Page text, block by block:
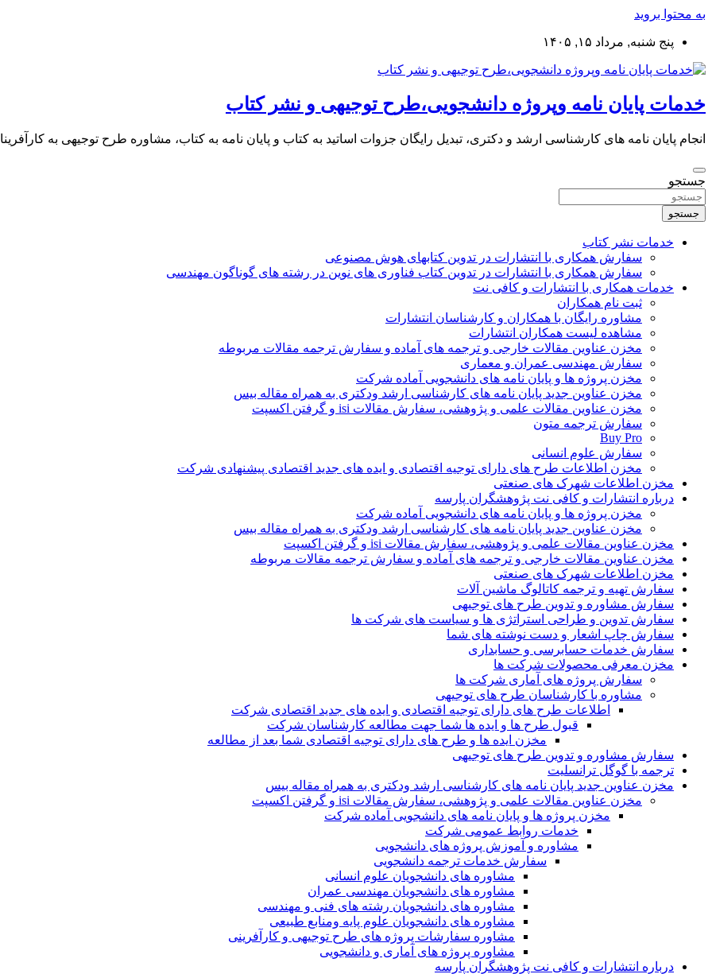
به محتوا بروید
پنج شنبه, مرداد ۱۵, ۱۴۰۵
خدمات پایان نامه وپروژه دانشجویی،طرح توجیهی و نشر کتاب
انجام پایان نامه های کارشناسی ارشد و دکتری، تبدیل رایگان جزوات اساتید به کتاب و پایان نامه به کتاب، مشاوره طرح توجیهی به
جستجو
جستجو
خدمات نشر کتاب
سفارش همکاری با انتشارات در تدوین کتابهای هوش مصنوعی
سفارش همکاری با انتشارات در تدوین کتاب فناوری های نوین در رشته های گوناگون مهندسی
خدمات همکاری با انتشارات و کافی نت
ثبت نام همکاران
مشاوره رایگان با همکاران و کارشناسان انتشارات
مشاهده لیست همکاران انتشارات
مخزن عناوین مقالات خارجی و ترجمه های آماده و سفارش ترجمه مقالات مربوطه
سفارش مهندسی عمران و معماری
مخزن پروژه ها و پایان نامه های دانشجویی آماده شرکت
مخزن عناوین جدید پایان نامه های کارشناسی ارشد ودکتری به همراه مقاله بیس
مخزن عناوین مقالات علمی و پژوهشی، سفارش مقالات isi و گرفتن اکسپت
سفارش ترجمه متون
Buy Pro
سفارش علوم انسانی
مخزن اطلاعات طرح های دارای توجیه اقتصادی و ایده های جدید اقتصادی پیشنهادی شرکت
مخزن اطلاعات شهرک های صنعتی
درباره انتشارات و کافی نت پژوهشگران پارسه
مخزن پروژه ها و پایان نامه های دانشجویی آماده شرکت
مخزن عناوین جدید پایان نامه های کارشناسی ارشد ودکتری به همراه مقاله بیس
مخزن عناوین مقالات علمی و پژوهشی، سفارش مقالات isi و گرفتن اکسپت
مخزن عناوین مقالات خارجی و ترجمه های آماده و سفارش ترجمه مقالات مربوطه
مخزن اطلاعات شهرک های صنعتی
سفارش تهیه و ترجمه کاتالوگ ماشین آلات
سفارش مشاوره و تدوین طرح های توجیهی
سفارش تدوین و طراحی استراتژی ها و سیاست های شرکت ها
سفارش چاپ اشعار و دست نوشته های شما
سفارش خدمات حسابرسی و حسابداری
مخزن معرفی محصولات شرکت ها
سفارش پروژه های آماری شرکت ها
مشاوره با کارشناسان طرح های توجیهی
اطلاعات طرح های دارای توجیه اقتصادی و ایده های جدید اقتصادی شرکت
قبول طرح ها و ایده ها شما جهت مطالعه کارشناسان شرکت
مخزن ایده ها و طرح های دارای توجیه اقتصادی شما بعد از مطالعه
سفارش مشاوره و تدوین طرح های توجیهی
ترجمه با گوگل ترانسلیت
مخزن عناوین جدید پایان نامه های کارشناسی ارشد ودکتری به همراه مقاله بیس
مخزن عناوین مقالات علمی و پژوهشی، سفارش مقالات isi و گرفتن اکسپت
مخزن پروژه ها و پایان نامه های دانشجویی آماده شرکت
خدمات روابط عمومی شرکت
مشاوره و آموزش پروژه های دانشجویی
سفارش خدمات ترجمه دانشجویی
مشاوره های دانشجویان علوم انسانی
مشاوره های دانشجویان مهندسی عمران
مشاوره های دانشجویان رشته های فنی و مهندسی
مشاوره های دانشجویان علوم پایه ومنابع طبیعی
مشاوره سفارشات پروژه های طرح توجیهی و کارآفرینی
مشاوره پروژه های آماری و دانشجویی
درباره انتشارات و کافی نت پژوهشگران پارسه